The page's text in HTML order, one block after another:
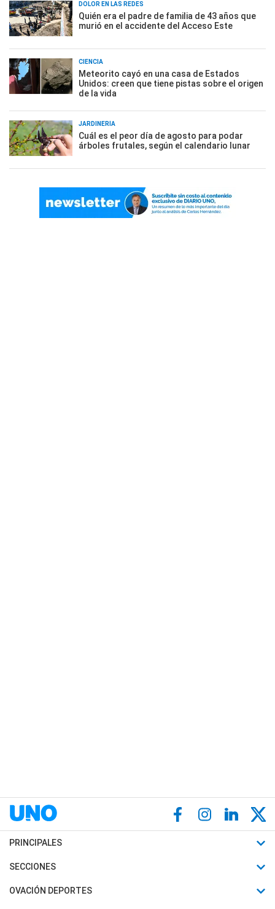
DOLOR EN LAS REDES
Quién era el padre de familia de 43 años que
murió en el accidente del Acceso Este
CIENCIA
Meteorito cayó en una casa de Estados
Unidos: creen que tiene pistas sobre el origen
de la vida
JARDINERÍA
Cuál es el peor día de agosto para podar
árboles frutales, según el calendario lunar
PRINCIPALES
Últimas Noticias
Política
SECCIONES
Horóscopo
OVACIÓN DEPORTES